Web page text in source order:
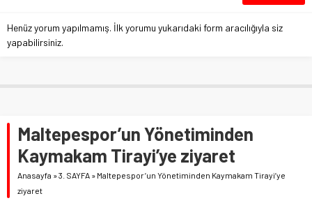
Henüz yorum yapılmamış. İlk yorumu yukarıdaki form aracılığıyla siz
yapabilirsiniz.
Maltepespor’un Yönetiminden
Kaymakam Tirayi’ye ziyaret
Anasayfa »3. SAYFA » Maltepespor’un Yönetiminden Kaymakam Tirayi’ye
ziyaret